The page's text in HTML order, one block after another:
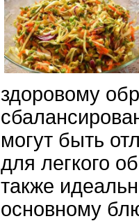
здоровому
могут быть
для легкого
также
основному